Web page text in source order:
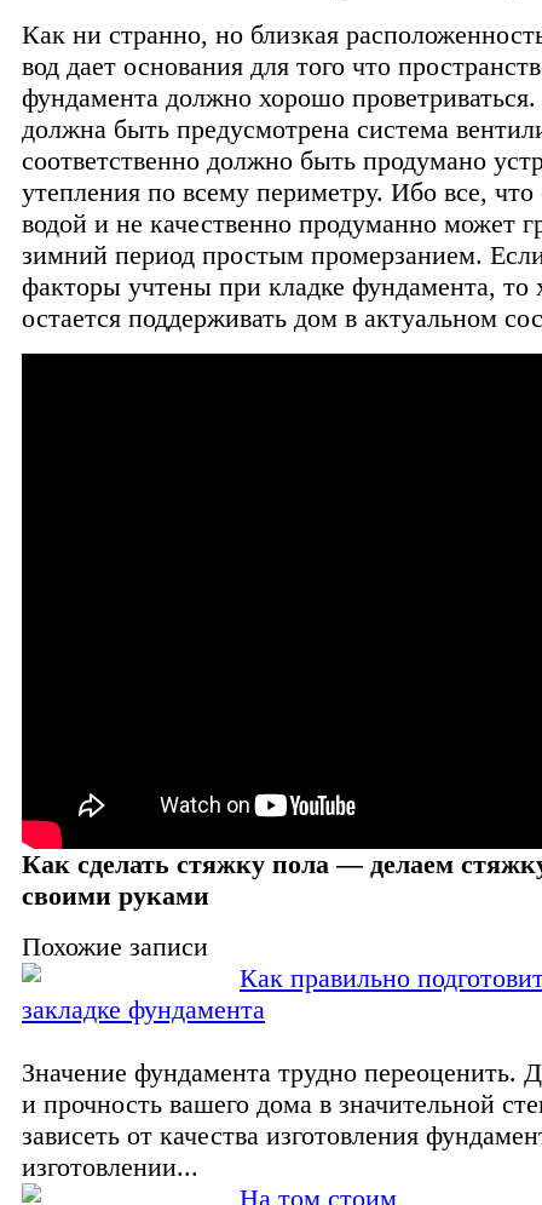
Как ни странно, но близкая
вод дает основания для того что
фундамента должно хорошо проветриваться.
должна быть предусмотрена система
соответственно должно быть продумано
утепления по всему периметру. Ибо все, что
водой и не качественно продуманно может
зимний период простым промерзанием.
факторы учтены при кладке фундамента, то
остается поддерживать дом в актуальном
Как сделать стяжку пола — делаем
своими руками
Похожие записи
Как правильно
закладке фундамента
Значение фундамента трудно переоценить.
и прочность вашего дома в значительной
зависеть от качества изготовления
изготовлении...
На том стоим